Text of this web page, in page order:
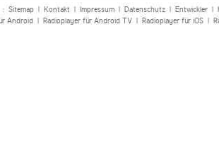
: Sitemap| Kontakt| Impressum| Datenschutz| Entwickler|
Android| Radioplayer für Android TV| Radioplayer für iOS|